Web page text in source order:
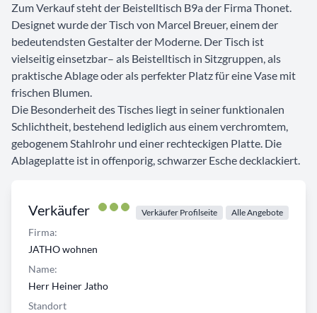
Verkäufer Verkäufer Profilseite Alle Angebote
Firma:
JATHO wohnen
Name:
Herr Heiner Jatho
Standort
Zum Verkauf steht der Beistelltisch B9a der Firma Thonet.
Designet wurde der Tisch von Marcel Breuer, einem der
bedeutendsten Gestalter der Moderne. Der Tisch ist
vielseitig einsetzbar– als Beistelltisch in Sitzgruppen, als
praktische Ablage oder als perfekter Platz für eine Vase mit
frischen Blumen.
Die Besonderheit des Tisches liegt in seiner funktionalen
Schlichtheit, bestehend lediglich aus einem verchromtem,
gebogenem Stahlrohr und einer rechteckigen Platte. Die
Ablageplatte ist in offenporig, schwarzer Esche decklackiert.